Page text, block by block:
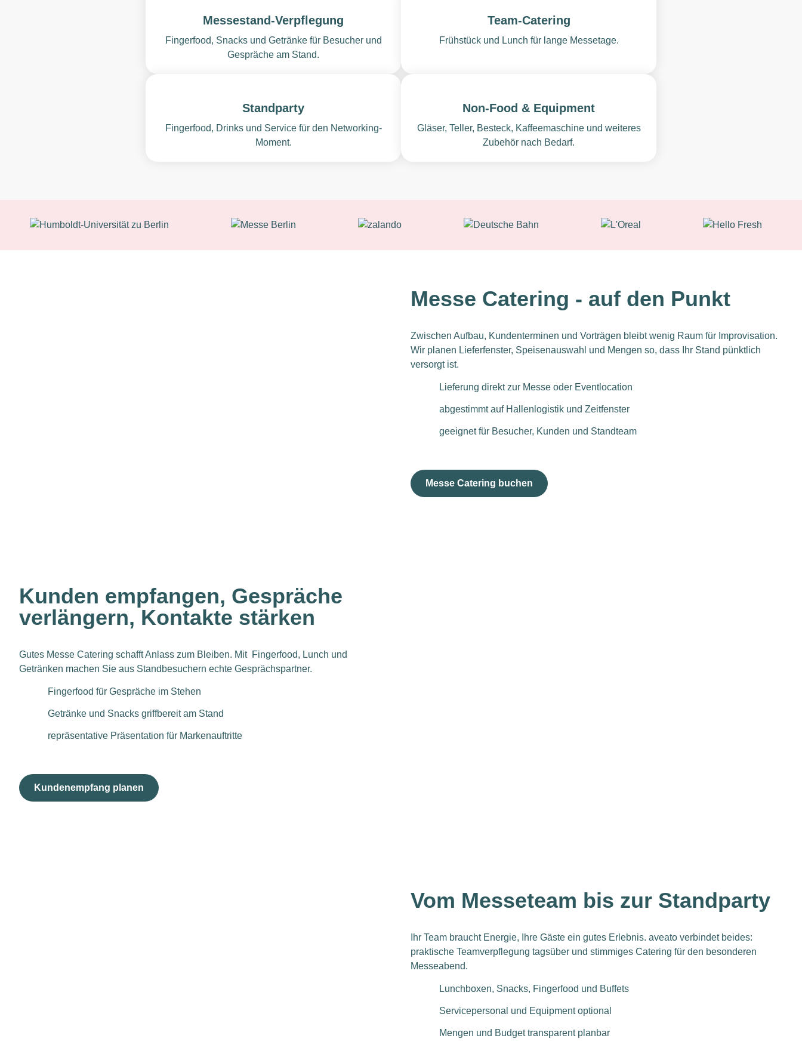
Messestand-Verpflegung
Fingerfood, Snacks und Getränke für Besucher und
Gespräche am Stand.
Team-Catering
Frühstück und Lunch für lange Messetage.
Standparty
Fingerfood, Drinks und Service für den Networking-
Moment.
Non-Food & Equipment
Gläser, Teller, Besteck, Kaffeemaschine und weiteres
Zubehör nach Bedarf.
Messe Catering - auf den Punkt
Zwischen Aufbau, Kundenterminen und Vorträgen bleibt wenig Raum für Improvisation.
Wir planen Lieferfenster, Speisenauswahl und Mengen so, dass Ihr Stand pünktlich
versorgt ist.
Lieferung direkt zur Messe oder Eventlocation
abgestimmt auf Hallenlogistik und Zeitfenster
geeignet für Besucher, Kunden und Standteam
Messe Catering buchen
Kunden empfangen, Gespräche
verlängern, Kontakte stärken
Gutes Messe Catering schafft Anlass zum Bleiben. Mit Fingerfood, Lunch und
Getränken machen Sie aus Standbesuchern echte Gesprächspartner.
Fingerfood für Gespräche im Stehen
Getränke und Snacks griffbereit am Stand
repräsentative Präsentation für Markenauftritte
Kundenempfang planen
Vom Messeteam bis zur Standparty
Ihr Team braucht Energie, Ihre Gäste ein gutes Erlebnis. aveato verbindet beides:
praktische Teamverpflegung tagsüber und stimmiges Catering für den besonderen
Messeabend.
Lunchboxen, Snacks, Fingerfood und Buffets
Servicepersonal und Equipment optional
Mengen und Budget transparent planbar